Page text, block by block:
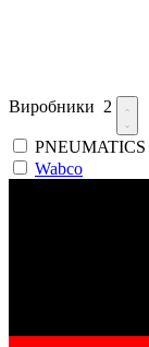
Виробники 2
PNEUMATICS
Wabco